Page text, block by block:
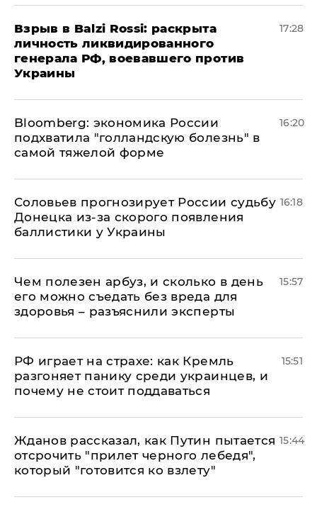
​Взрыв в Balzi Rossi: раскрыта
личность ликвидированного
генерала РФ, воевавшего против
Украины
17:28
Bloomberg: экономика России
подхватила "голландскую болезнь" в
самой тяжелой форме
16:20
Соловьев прогнозирует России судьбу
Донецка из-за скорого появления
баллистики у Украины
16:18
Чем полезен арбуз, и сколько в день
его можно съедать без вреда для
здоровья – разъяснили эксперты
15:57
РФ играет на страхе: как Кремль
разгоняет панику среди украинцев, и
почему не стоит поддаваться
15:51
Жданов рассказал, как Путин пытается
отсрочить "прилет черного лебедя",
который "готовится ко взлету"
15:44